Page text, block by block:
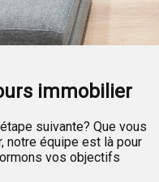
immobilier
suivante? Que vous
notre équipe est là pour
vos objectifs